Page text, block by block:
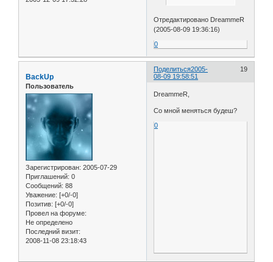
Отредактировано DreammeR
(2005-08-09 19:36:16)
0
Поделиться 19
2005-
08-09 19:58:51
BackUp
Пользователь
Зарегистрирован: 2005-07-29
Приглашений: 0
Сообщений: 88
Уважение: [+0/-0]
Позитив: [+0/-0]
Провел на форуме:
Не определено
Последний визит:
2008-11-08 23:18:43
DreammeR,
Со мной меняться будеш?
0